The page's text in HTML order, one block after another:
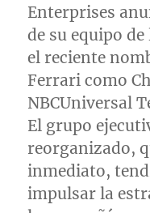
Enterprises
de su equipo
el reciente
Ferrari como
NBCUniversal
El grupo
reorganizado,
inmediato,
impulsar la